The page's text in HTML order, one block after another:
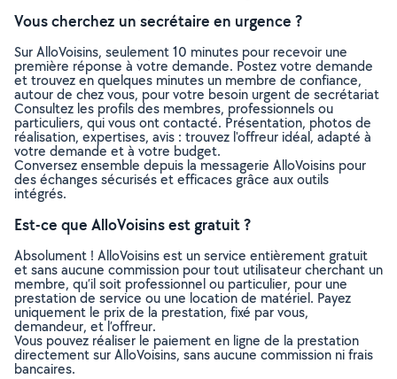
Vous cherchez un secrétaire en urgence ?
Sur AlloVoisins, seulement 10 minutes pour recevoir une
première réponse à votre demande. Postez votre demande
et trouvez en quelques minutes un membre de confiance,
autour de chez vous, pour votre besoin urgent de secrétariat
Consultez les profils des membres, professionnels ou
particuliers, qui vous ont contacté. Présentation, photos de
réalisation, expertises, avis : trouvez l'offreur idéal, adapté à
votre demande et à votre budget.
Conversez ensemble depuis la messagerie AlloVoisins pour
des échanges sécurisés et efficaces grâce aux outils
intégrés.
Est-ce que AlloVoisins est gratuit ?
Absolument ! AlloVoisins est un service entièrement gratuit
et sans aucune commission pour tout utilisateur cherchant un
membre, qu’il soit professionnel ou particulier, pour une
prestation de service ou une location de matériel. Payez
uniquement le prix de la prestation, fixé par vous,
demandeur, et l’offreur.
Vous pouvez réaliser le paiement en ligne de la prestation
directement sur AlloVoisins, sans aucune commission ni frais
bancaires.